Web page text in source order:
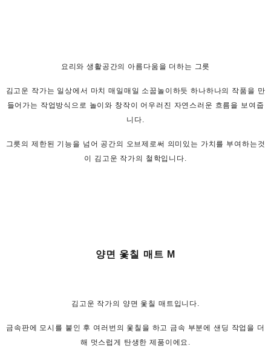
요리와 생활공간의 아름다움을 더하는 그릇
김고운 작가는 일상에서 마치 매일매일 소꿉놀이하듯 하나하나의 작품을 만
들어가는 작업방식으로 놀이와 창작이 어우러진 자연스러운 흐름을 보여줍
니다.
그릇의 제한된 기능을 넘어 공간의 오브제로써 의미있는 가치를 부여하는것
이 김고운 작가의 철학입니다.
양면 옻칠 매트 M
김고운 작가의 양면 옻칠 매트입니다.
금속판에 모시를 붙인 후 여러번의 옻칠을 하고 금속 부분에 샌딩 작업을 더
해 멋스럽게 탄생한 제품이에요.